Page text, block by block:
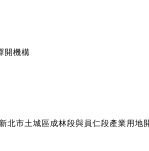
開機構
北市土城區成林段與員仁段產業用地